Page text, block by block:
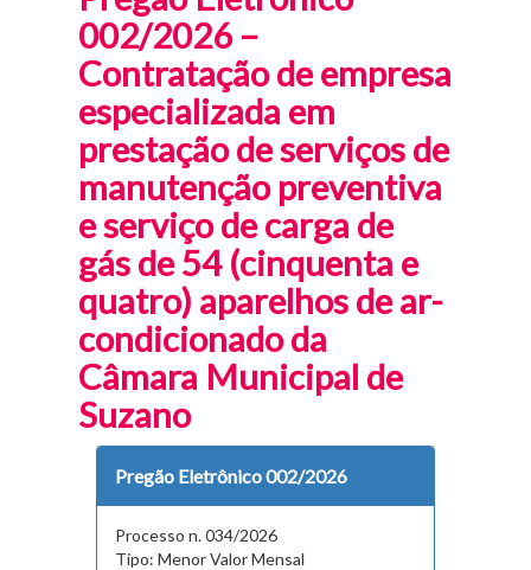
002/2026 –
Contratação de empresa
especializada em
prestação de serviços de
manutenção preventiva
e serviço de carga de
gás de 54 (cinquenta e
quatro) aparelhos de ar-
condicionado da
Câmara Municipal de
Suzano
Pregão Eletrônico 002/2026
Processo n. 034/2026
Tipo: Menor Valor Mensal